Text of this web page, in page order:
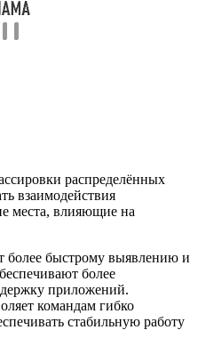
распределённых
взаимодействия
места, влияющие на
более быстрому выявлению и
более
приложений.
командам гибко
стабильную работу